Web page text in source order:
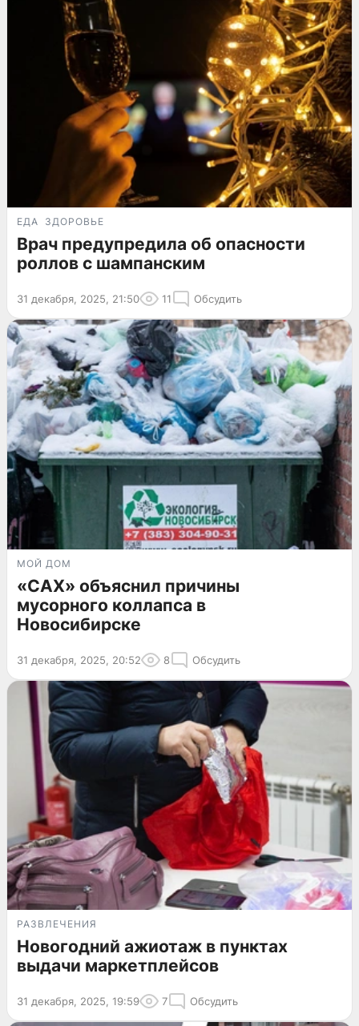
ЕДА ЗДОРОВЬЕ
Врач предупредила об опасности
роллов с шампанским
31 декабря, 2025, 21:50 11 Обсудить
МОЙ ДОМ
«САХ» объяснил причины
мусорного коллапса в
Новосибирске
31 декабря, 2025, 20:52 8 Обсудить
РАЗВЛЕЧЕНИЯ
Новогодний ажиотаж в пунктах
выдачи маркетплейсов
31 декабря, 2025, 19:59 7 Обсудить